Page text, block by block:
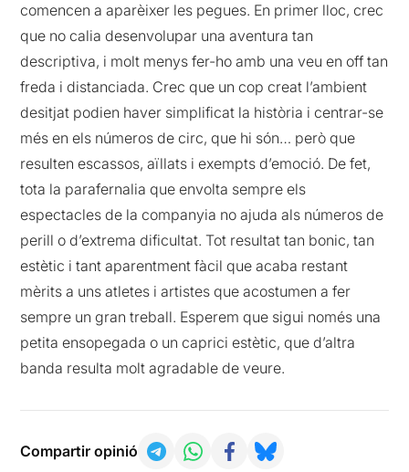
comencen a aparèixer les pegues. En primer lloc, crec
que no calia desenvolupar una aventura tan
descriptiva, i molt menys fer-ho amb una veu en off tan
freda i distanciada. Crec que un cop creat l’ambient
desitjat podien haver simplificat la història i centrar-se
més en els números de circ, que hi són… però que
resulten escassos, aïllats i exempts d’emoció. De fet,
tota la parafernalia que envolta sempre els
espectacles de la companyia no ajuda als números de
perill o d’extrema dificultat. Tot resultat tan bonic, tan
estètic i tant aparentment fàcil que acaba restant
mèrits a uns atletes i artistes que acostumen a fer
sempre un gran treball. Esperem que sigui només una
petita ensopegada o un caprici estètic, que d’altra
banda resulta molt agradable de veure.
Compartir opinió